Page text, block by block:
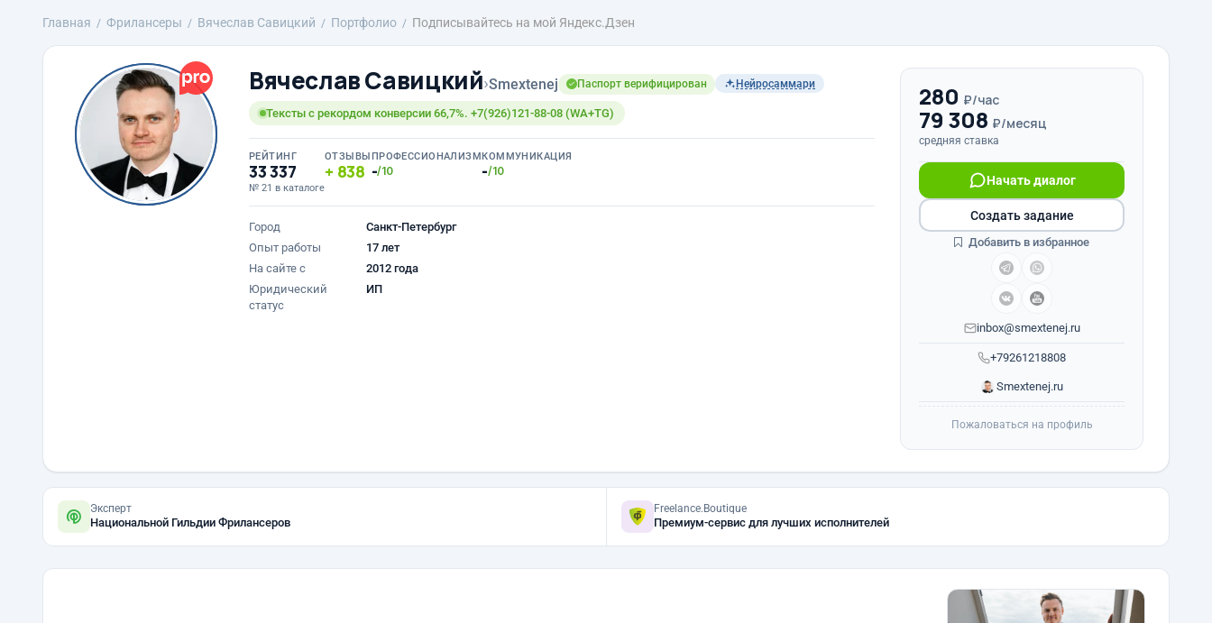
Главная Фрилансеры Вячеслав Савицкий Портфолио Подписывайтесь на мой Яндекс.Дзен
Вячеслав Савицкий›Smextenej Паспорт верифицирован Нейросаммари
Тексты с рекордом конверсии 66,7%. +7(926)121-88-08 (WA+TG)
РЕЙТИНГ
33 337
№ 21 в каталоге
ОТЗЫВЫ
838
ПРОФЕССИОНАЛИЗМ
-/10
КОММУНИКАЦИЯ
-/10
Город
Санкт-Петербург
Опыт работы
17 лет
На сайте с
2012 года
Юридический
статус
ИП
280 ₽/час
79 308 ₽/месяц
средняя ставка
+79261218808
Начать диалог
inbox@smextenej.ru
Smextenej.ru
Создать задание
Добавить в избранное
Пожаловаться на профиль
Эксперт
Национальной Гильдии Фрилансеров
Freelance.Boutique
Премиум-сервис для лучших исполнителей